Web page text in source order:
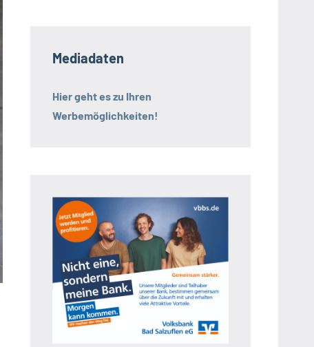
Mediadaten
Hier geht es zu Ihren
Werbemöglichkeiten!